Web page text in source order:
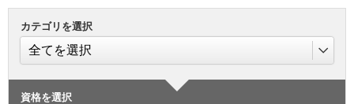
カテゴリを選択
資格を選択